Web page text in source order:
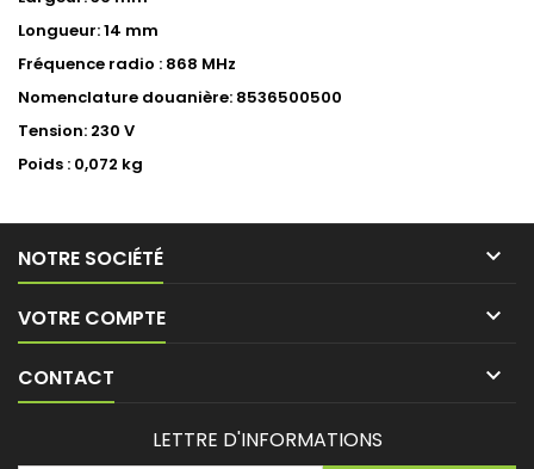
Longueur: 14 mm
Fréquence radio : 868 MHz
Nomenclature douanière: 8536500500
Tension: 230 V
Poids : 0,072 kg
NOTRE SOCIÉTÉ 
VOTRE COMPTE 
CONTACT 
LETTRE D'INFORMATIONS